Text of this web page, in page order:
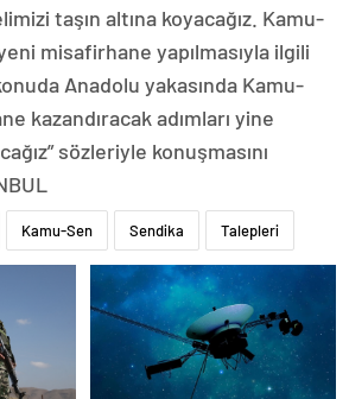
taşın altına koyacağız. Kamu-
misafirhane yapılmasıyla ilgili
Anadolu yakasında Kamu-
kazandıracak adımları yine
sözleriyle konuşmasını
Kamu-Sen Sendika Talepleri